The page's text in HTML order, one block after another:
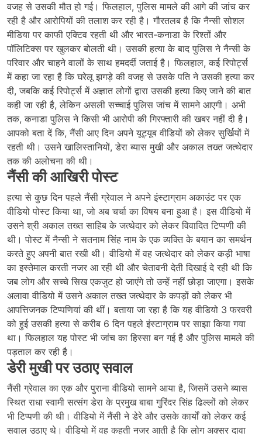
वजह से उसकी मौत हो गई। फिलहाल, पुलिस मामले की आगे की जांच कर
रही है और आरोपियों की तलाश कर रही है। गौरतलब है कि नैन्सी सोशल
मीडिया पर काफी एक्टिव रहती थी और भारत-कनाडा के रिश्तों और
पॉलिटिक्स पर खुलकर बोलती थी। उसकी हत्या के बाद पुलिस ने नैन्सी के
परिवार और चाहने वालों के साथ हमदर्दी जताई है। फिलहाल, कई रिपोर्ट्स
में कहा जा रहा है कि घरेलू झगड़े की वजह से उसके पति ने उसकी हत्या कर
दी, जबकि कई रिपोर्ट्स में अज्ञात लोगों द्वारा उसकी हत्या किए जाने की बात
कही जा रही है, लेकिन असली सच्चाई पुलिस जांच में सामने आएगी। अभी
तक, कनाडा पुलिस ने किसी भी आरोपी की गिरफ्तारी की खबर नहीं दी है।
आपको बता दें कि, नैंसी आए दिन अपने यूट्यूब वीडियों को लेकर सुर्खियों में
रहती थी। उसने खालिस्तानियों, डेरा ब्यास मुखी और अकाल तख्त जत्थेदार
तक की अलोचना की थी।
नैंसी की आखिरी पोस्ट
हत्या से कुछ दिन पहले नैंसी ग्रेवाल ने अपने इंस्टाग्राम अकाउंट पर एक
वीडियो पोस्ट किया था, जो अब चर्चा का विषय बना हुआ है। इस वीडियो में
उसने श्री अकाल तख्त साहिब के जत्थेदार को लेकर विवादित टिप्पणी की
थी। पोस्ट में नैन्सी ने सतनाम सिंह नाम के एक व्यक्ति के बयान का समर्थन
करते हुए अपनी बात रखी थी। वीडियो में वह जत्थेदार को लेकर कड़ी भाषा
का इस्तेमाल करती नजर आ रही थी और चेतावनी देती दिखाई दे रही थी कि
जब लोग और सच्चे सिख एकजुट हो जाएंगे तो उन्हें नहीं छोड़ा जाएगा। इसके
अलावा वीडियो में उसने अकाल तख्त जत्थेदार के कपड़ों को लेकर भी
आपत्तिजनक टिप्पणियां की थीं। बताया जा रहा है कि यह वीडियो 3 फरवरी
को हुई उसकी हत्या से करीब 6 दिन पहले इंस्टाग्राम पर साझा किया गया
था। फिलहाल यह पोस्ट भी जांच का हिस्सा बन गई है और पुलिस मामले की
पड़ताल कर रही है।
डेरी मुखी पर उठाए सवाल
नैंसी ग्रेवाल का एक और पुराना वीडियो सामने आया है, जिसमें उसने ब्यास
स्थित राधा स्वामी सत्संग डेरा के प्रमुख बाबा गुरिंदर सिंह ढिल्लों को लेकर
भी टिप्पणी की थी। वीडियो में नैंसी ने डेरे और उसके कार्यों को लेकर कई
सवाल उठाए थे। वीडियो में वह कहती नजर आती है कि लोग अक्सर दावा